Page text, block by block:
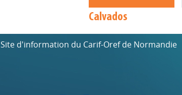
Calvados
Site d'information du Carif-Oref de Normandie